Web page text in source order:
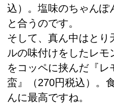
込）。塩味のちゃんぽ
と合うのです。
そして、真ん中はとり
ルの味付けをしたレモ
をコッペに挟んだ『
蛮』（270円税込）。
んに最高ですね。